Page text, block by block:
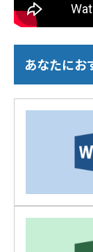
あなたにお